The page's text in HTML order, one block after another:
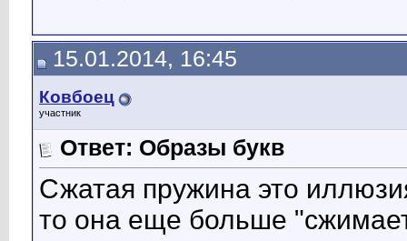
15.01.2014, 16:45
Ковбоец
участник
Ответ: Образы букв
Сжатая пружина это
то она еще больше